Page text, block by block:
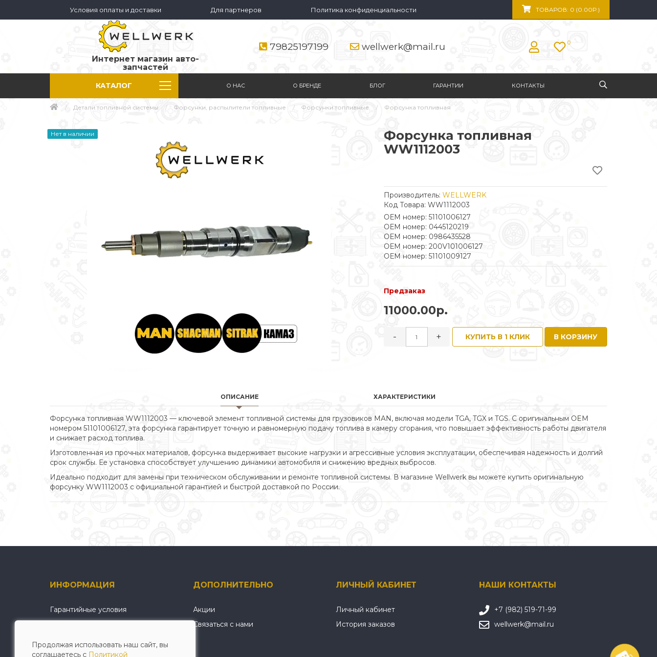
Условия оплаты и доставки Для партнеров Политика конфиденциальности ТОВАРОВ: 0 (0.00Р.)
Интернет магазин авто-
запчастей
79825197199 wellwerk@mail.ru 0
КАТАЛОГ О НАС О БРЕНДЕ БЛОГ ГАРАНТИИ КОНТАКТЫ
Детали топливной системы Форсунки, распылители топливные Форсунки топливные Форсунка топливная
Нет в наличии
Форсунка топливная
WW1112003
Производитель: WELLWERK
Код Товара: WW1112003
ОЕМ номер: 51101006127
ОЕМ номер: 0445120219
ОЕМ номер: 0986435528
ОЕМ номер: 200V101006127
ОЕМ номер: 51101009127
Предзаказ
11000.00р.
- + КУПИТЬ В 1 КЛИК В КОРЗИНУ
ОПИСАНИЕ ХАРАКТЕРИСТИКИ
Форсунка топливная WW1112003 — ключевой элемент топливной системы для грузовиков MAN, включая модели TGA, TGX и TGS. С оригинальным OEM
номером 51101006127, эта форсунка гарантирует точную и равномерную подачу топлива в камеру сгорания, что повышает эффективность работы двигателя
и снижает расход топлива.
Изготовленная из прочных материалов, форсунка выдерживает высокие нагрузки и агрессивные условия эксплуатации, обеспечивая надежность и долгий
срок службы. Ее установка способствует улучшению динамики автомобиля и снижению вредных выбросов.
Идеально подходит для замены при техническом обслуживании и ремонте топливной системы. В магазине Wellwerk вы можете купить оригинальную
форсунку WW1112003 с официальной гарантией и быстрой доставкой по России.
ИНФОРМАЦИЯ
Гарантийные условия
Политика конфиденциальности
ДОПОЛНИТЕЛЬНО
Акции
Связаться с нами
ЛИЧНЫЙ КАБИНЕТ
Личный кабинет
История заказов
НАШИ КОНТАКТЫ
+7 (982) 519-71-99
wellwerk@mail.ru
Продолжая использовать наш сайт, вы
соглашаетесь с Политикой